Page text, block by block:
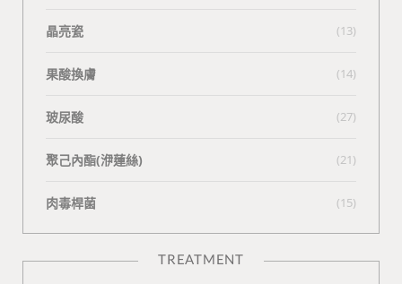
晶亮瓷 (13)
果酸換膚 (14)
玻尿酸 (27)
聚己內酯(洢蓮絲) (21)
肉毒桿菌 (15)
TREATMENT